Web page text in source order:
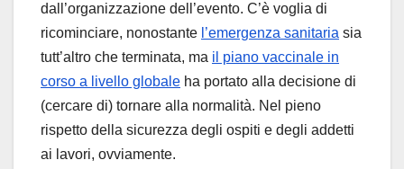
dall’organizzazione dell’evento. C’è voglia di
ricominciare, nonostante l’emergenza sanitaria sia
tutt’altro che terminata, ma il piano vaccinale in
corso a livello globale ha portato alla decisione di
(cercare di) tornare alla normalità. Nel pieno
rispetto della sicurezza degli ospiti e degli addetti
ai lavori, ovviamente.